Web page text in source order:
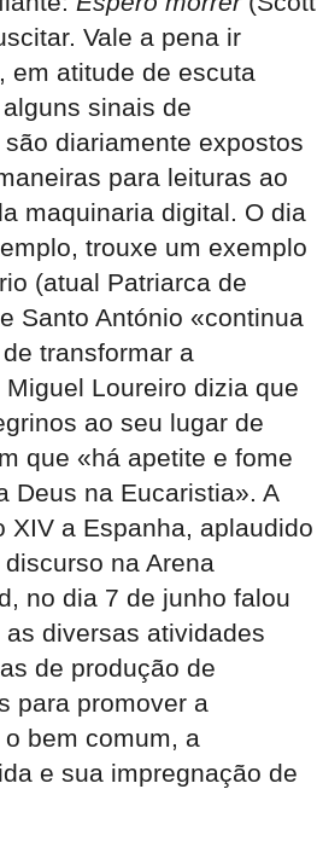
Vale a pena ir
em atitude de escuta
sinais de
diariamente expostos
para leituras ao
maquinaria digital. O dia
trouxe um exemplo
(atual Patriarca de
Santo António «continua
transformar a
Loureiro dizia que
ao seu lugar de
que «há apetite e fome
Deus na Eucaristia». A
XIV a Espanha, aplaudido
na Arena
no dia 7 de junho falou
diversas atividades
de produção de
para promover a
bem comum, a
e sua impregnação de